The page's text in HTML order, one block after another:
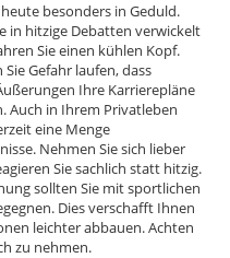
heute besonders in Geduld.
in hitzige Debatten verwickelt
Sie einen kühlen Kopf.
Gefahr laufen, dass
Ihre Karrierepläne
Auch in Ihrem Privatleben
eine Menge
Nehmen Sie sich lieber
Sie sachlich statt hitzig.
sollten Sie mit sportlichen
Dies verschafft Ihnen
leichter abbauen. Achten
zu nehmen.